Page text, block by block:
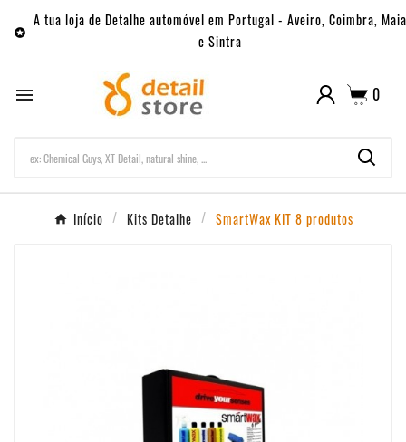

A tua loja de Detalhe automóvel em Portugal - Aveiro, Coimbra, Maia
e Sintra
 0
Início Kits Detalhe SmartWax KIT 8 produtos